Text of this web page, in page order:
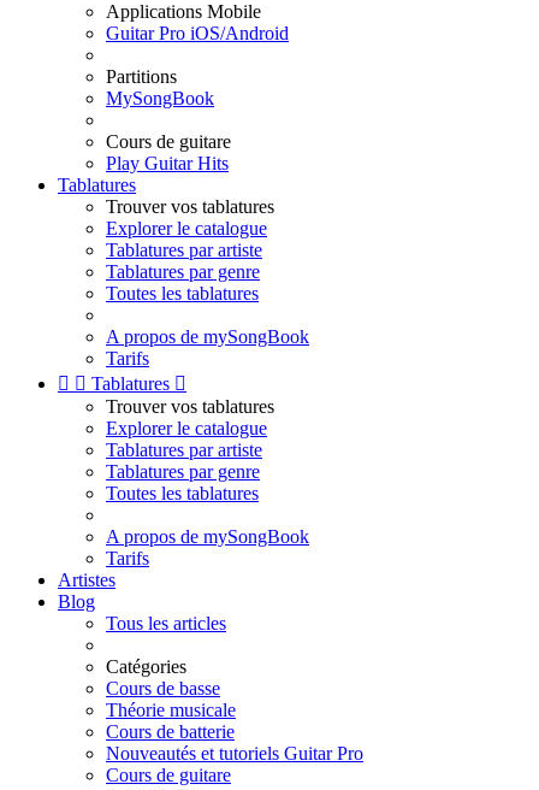
Applications Mobile
Guitar Pro iOS/Android
Partitions
MySongBook
Cours de guitare
Play Guitar Hits
Tablatures
Trouver vos tablatures
Explorer le catalogue
Tablatures par artiste
Tablatures par genre
Toutes les tablatures
A propos de mySongBook
Tarifs
  Tablatures 
Trouver vos tablatures
Explorer le catalogue
Tablatures par artiste
Tablatures par genre
Toutes les tablatures
A propos de mySongBook
Tarifs
Artistes
Blog
Tous les articles
Catégories
Cours de basse
Théorie musicale
Cours de batterie
Nouveautés et tutoriels Guitar Pro
Cours de guitare